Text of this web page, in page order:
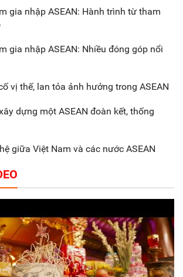
biểu dương các doanh nghiệp,
Gắn sản xuất với phát triển văn
gia nhập ASEAN: Hành trình từ tham
gia nhập ASEAN: Nhiều đóng góp nổi
vị thế, lan tỏa ảnh hưởng trong ASEAN
dựng một ASEAN đoàn kết, thống
giữa Việt Nam và các nước ASEAN